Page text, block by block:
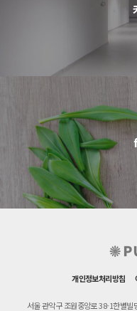
개인정보처리방침
서울 관악구 조원중앙로 38-1한별빌